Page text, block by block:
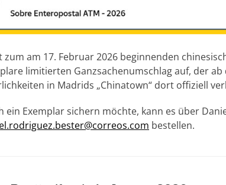
zum am 17. Februar 2026 beginnenden
limitierten Ganzsachenumschlag auf, der
in Madrids „Chinatown“ dort offiziell
ein Exemplar sichern möchte, kann es über
bestellen.